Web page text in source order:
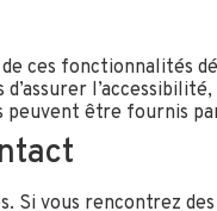
ces fonctionnalités
peuvent être fournis
Si vous rencontrez